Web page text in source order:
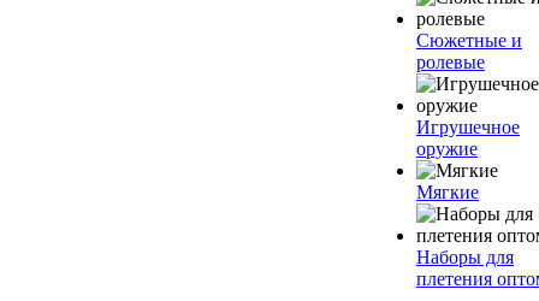
Сюжетные и
ролевые
Игрушечное
оружие
Мягкие
Наборы для
плетения